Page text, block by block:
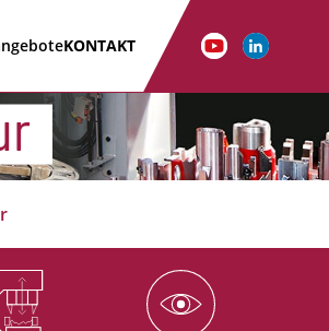
KONTAKT